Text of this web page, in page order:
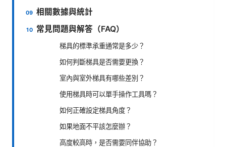
相關數據與統計
常見問題與解答（FAQ）
梯具的標準承重通常是多少？
如何判斷梯具是否需要更換？
室內與室外梯具有哪些差別？
使用梯具時可以單手操作工具嗎？
如何正確設定梯具角度？
如果地面不平該怎麼辦？
高度較高時，是否需要同伴協助？